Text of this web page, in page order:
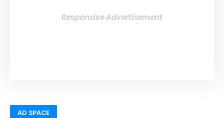
Responsive Advertisement
AD SPACE